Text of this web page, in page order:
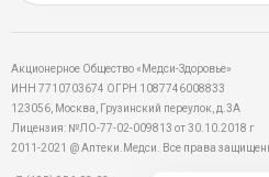
Акционерное Общество «Медси-Здоровье»
ИНН 7710703674 ОГРН 1087746008833
123056, Москва, Грузинский переулок, д.3А
Лицензия: №ЛО-77-02-009813 от 30.10.2018 г
2011-2021 @ Аптеки.Медси. Все права